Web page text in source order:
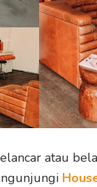
atau